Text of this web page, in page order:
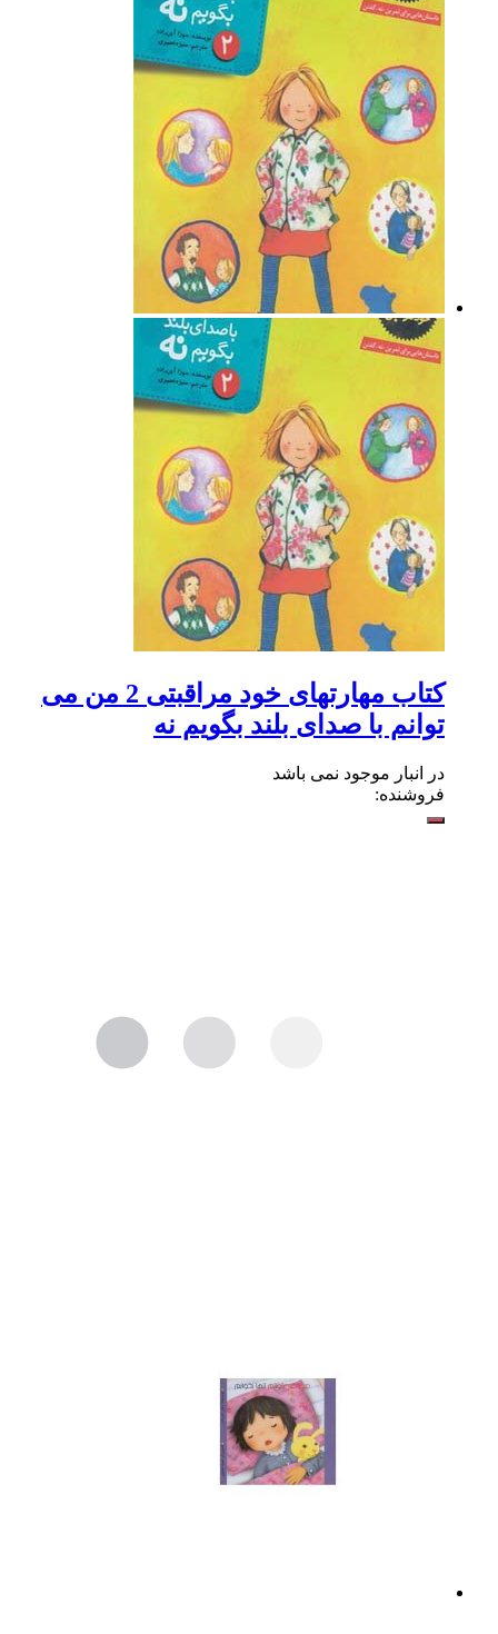
کتاب مهارتهای خود مراقبتی 2 من می
توانم با صدای بلند بگویم نه
در انبار موجود نمی باشد
فروشنده: